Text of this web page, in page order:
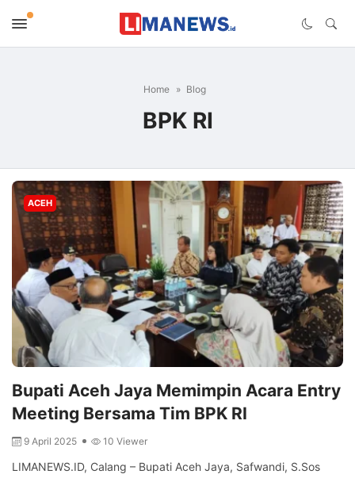
Home Blog
BPK RI
ACEH
Bupati Aceh Jaya Memimpin Acara Entry
Meeting Bersama Tim BPK RI
9 April 2025 10 Viewer
LIMANEWS.ID, Calang – Bupati Aceh Jaya, Safwandi, S.Sos